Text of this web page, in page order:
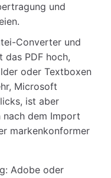
und
Converter und
das PDF hoch,
oder Textboxen
Microsoft
ist aber
nach dem Import
markenkonformer
Adobe oder